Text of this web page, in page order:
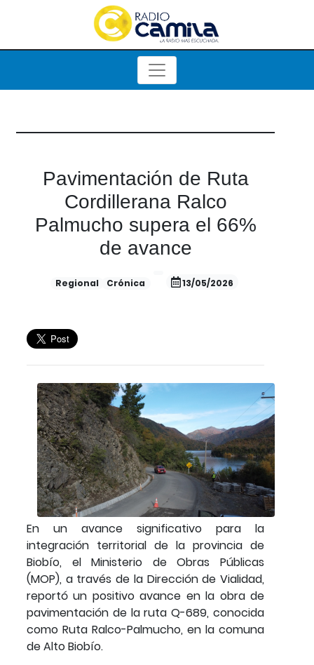
Pavimentación de Ruta
Cordillerana Ralco
Palmucho supera el 66%
de avance
Regional Crónica 13/05/2026
En un avance significativo para la
integración territorial de la provincia de
Biobío, el Ministerio de Obras Públicas
(MOP), a través de la Dirección de Vialidad,
reportó un positivo avance en la obra de
pavimentación de la ruta Q-689, conocida
como Ruta Ralco-Palmucho, en la comuna
de Alto Biobío.